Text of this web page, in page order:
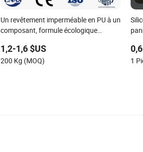
Un revêtement imperméable en PU à un
composant, formule écologique
durable
1,2-1,6 $US
200 Kg (MOQ) 1